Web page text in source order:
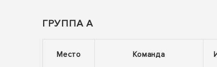
ГРУППА А
Место Команда